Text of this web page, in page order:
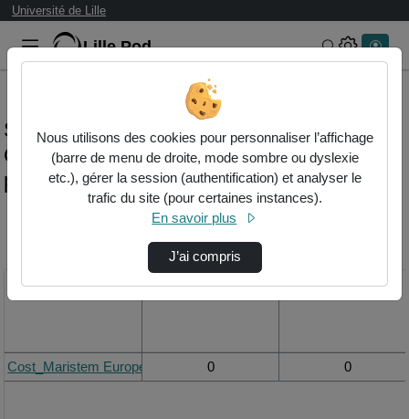
Université de Lille
Lille.Pod Rechercher
Statistiques de visualisation de la vidéo
Cost_maristem european
program_macrostomum lignano
Titre Vue de la journée Vue du mois
Cost_Maristem European Program_Macrostomum lignano
0 0
Nous utilisons des cookies pour personnaliser l’affichage
(barre de menu de droite, mode sombre ou dyslexie
etc.), gérer la session (authentification) et analyser le
trafic du site (pour certaines instances).
En savoir plus
J’ai compris